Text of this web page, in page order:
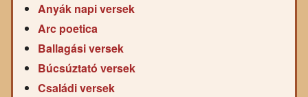
Anyák napi versek
Arc poetica
Ballagási versek
Búcsúztató versek
Családi versek